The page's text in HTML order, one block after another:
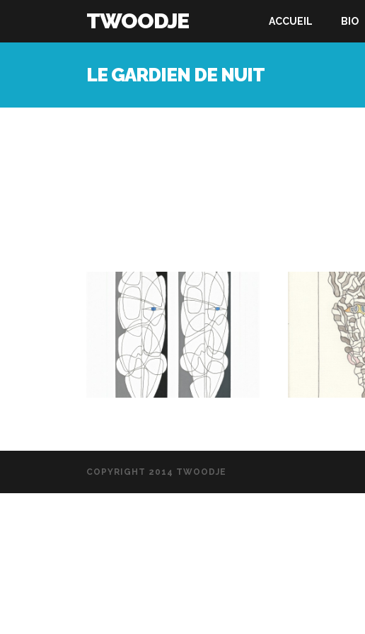
TWOODJE ACCUEIL BIO
LE GARDIEN DE NUIT
COPYRIGHT 2014 TWOODJE